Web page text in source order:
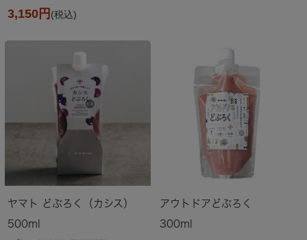
3,150円 (税込)
ヤマト どぶろく（カシス）
500ml
アウトドアどぶろく
300ml